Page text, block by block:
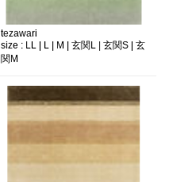
tezawari
size : LL | L | M | 玄関L | 玄関S | 玄
関M